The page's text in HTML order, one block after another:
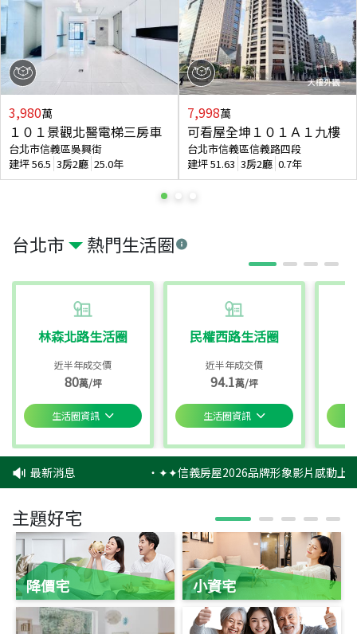
台北市 熱門生活圈
林森北路生活圈
近半年成交價
80萬/坪
生活圈資訊
民權西路生活圈
近半年成交價
94.1萬/坪
生活圈資訊
3,980萬
１０１景觀北醫電梯三房車
台北市信義區吳興街
建坪56.5 3房2廳 25.0年
7,998萬
可看屋全坤１０１Ａ１九樓
台北市信義區信義路四段
建坪51.63 3房2廳 0.7年
最新消息 ‧✦✦信義房屋2026品牌形象影片感動上
主題好宅
降價宅 小資宅